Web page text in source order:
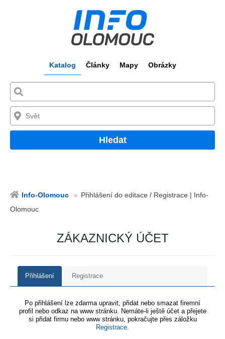
Katalog Články Mapy Obrázky
Hledat
Info-Olomouc
Přihlášení do editace / Registrace | Info-
Olomouc
ZÁKAZNICKÝ ÚČET
Přihlášení Registrace
Po přihlášení lze zdarma upravit, přidat nebo smazat firemní
profil nebo odkaz na www stránku. Nemáte-li ještě účet a přejete
si přidat firmu nebo www stránku, pokračujte přes záložku
Registrace.